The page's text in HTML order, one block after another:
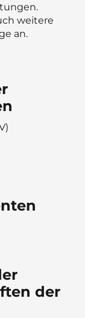
weitere
an.
der